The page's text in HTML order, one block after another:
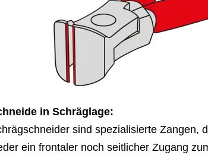
in Schräglage:
sind spezialisierte Zangen,
ein frontaler noch seitlicher Zugang